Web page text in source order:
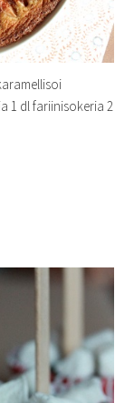
1 dl fariinisokeria 2